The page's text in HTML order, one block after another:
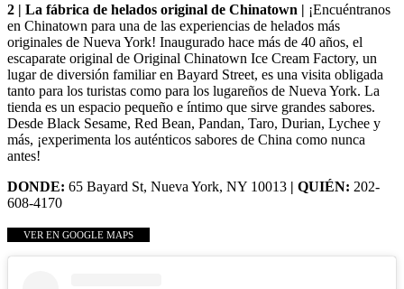
2 | La fábrica de helados original de Chinatown | ¡Encuéntranos
en Chinatown para una de las experiencias de helados más
originales de Nueva York! Inaugurado hace más de 40 años, el
escaparate original de Original Chinatown Ice Cream Factory, un
lugar de diversión familiar en Bayard Street, es una visita obligada
tanto para los turistas como para los lugareños de Nueva York. La
tienda es un espacio pequeño e íntimo que sirve grandes sabores.
Desde Black Sesame, Red Bean, Pandan, Taro, Durian, Lychee y
más, ¡experimenta los auténticos sabores de China como nunca
antes!
DONDE: 65 Bayard St, Nueva York, NY 10013 | QUIÉN: 202-
608-4170
VER EN GOOGLE MAPS